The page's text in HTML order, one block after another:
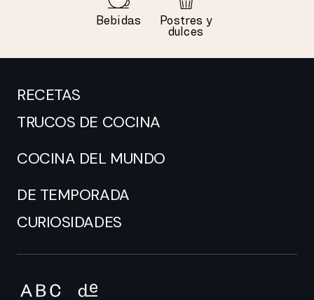
Bebidas
Postres y
dulces
RECETAS
TRUCOS DE COCINA
COCINA DEL MUNDO
DE TEMPORADA
CURIOSIDADES